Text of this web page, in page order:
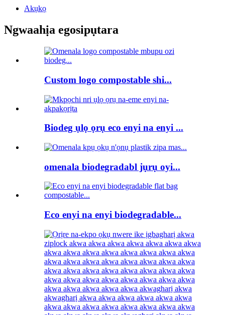
Akụkọ
Ngwaahịa egosipụtara
Custom logo compostable shi...
Biodeg ụlọ ọrụ eco enyi na enyi ...
omenala biodegradabl jụrụ oyi...
Eco enyi na enyi biodegradable...